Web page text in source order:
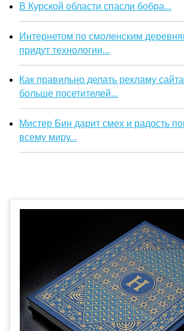
В Курской области спасли бобра...
Интернетом по смоленским
придут технологии...
Как правильно делать рекламу
больше посетителей...
Мистер Бин дарит смех и радость
всему миру...